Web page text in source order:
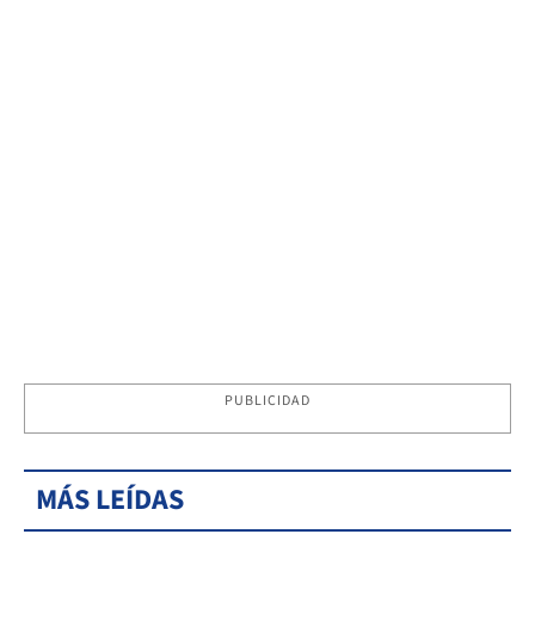
PUBLICIDAD
MÁS LEÍDAS